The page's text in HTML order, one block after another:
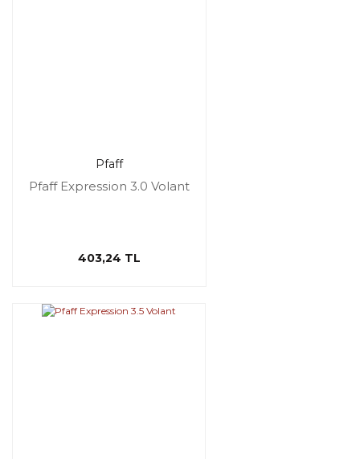
Pfaff
Pfaff Expression 3.0 Volant
403,24 TL